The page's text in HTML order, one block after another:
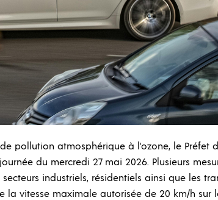
pollution atmosphérique à l'ozone, le Préfet
du mercredi 27 mai 2026. Plusieurs
industriels, résidentiels ainsi que les
la vitesse maximale autorisée de 20 km/h sur